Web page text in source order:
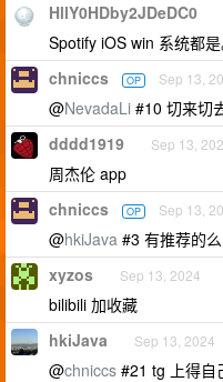
HllY0HDby2JDeDC0
Spotify iOS win 系统都是
chniccs OP Sep 13,
@NevadaLi #10 切来切
dddd1919 Sep 13,
周杰伦 app
chniccs OP Sep 13,
@hkiJava #3 有推荐的么
xyzos Sep 13, 2024
bilibili 加收藏
hkiJava Sep 13, 2024
@chniccs #21 tg 上得自